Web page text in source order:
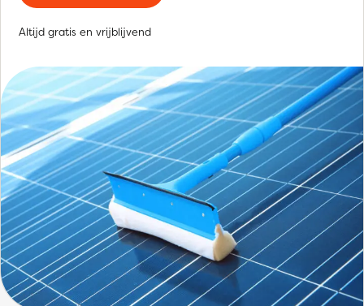
Altijd gratis en vrijblijvend